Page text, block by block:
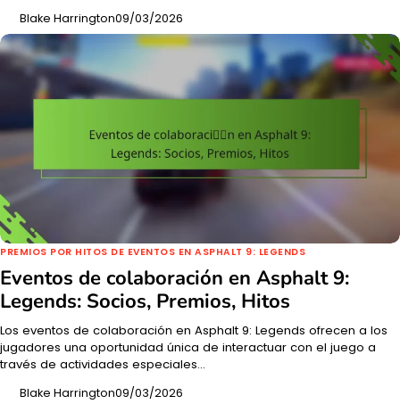
Blake Harrington09/03/2026
PREMIOS POR HITOS DE EVENTOS EN ASPHALT 9: LEGENDS
Eventos de colaboración en Asphalt 9:
Legends: Socios, Premios, Hitos
Los eventos de colaboración en Asphalt 9: Legends ofrecen a los
jugadores una oportunidad única de interactuar con el juego a
través de actividades especiales…
Blake Harrington09/03/2026